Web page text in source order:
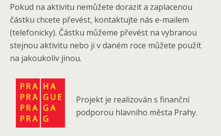
Pokud na aktivitu nemůžete dorazit a zaplacenou
částku chcete převést, kontaktujte nás e-mailem
(telefonicky). Částku můžeme převést na vybranou
stejnou aktivitu nebo ji v daném roce můžete použít
na jakoukoliv jinou.
Projekt je realizován s finanční
podporou hlavního města Prahy.